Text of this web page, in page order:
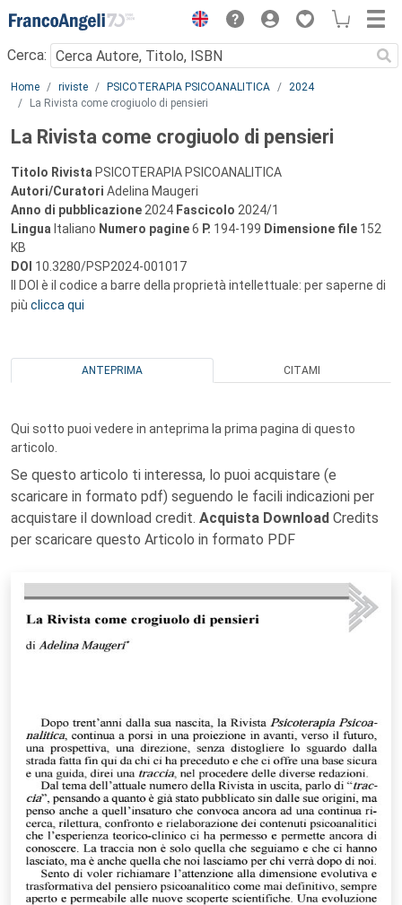
Menu
Cerca:
Main content
Home riviste PSICOTERAPIA PSICOANALITICA
2024
La Rivista come crogiuolo di pensieri
La Rivista come crogiuolo di pensieri
Titolo Rivista PSICOTERAPIA PSICOANALITICA
Autori/Curatori Adelina Maugeri
Anno di pubblicazione 2024 Fascicolo 2024/1
Lingua Italiano Numero pagine6 P. 194-199 Dimensione file 152
KB
DOI 10.3280/PSP2024-001017
Il DOI è il codice a barre della proprietà intellettuale: per saperne di
più clicca qui
ANTEPRIMA CITAMI
Qui sotto puoi vedere in anteprima la prima pagina di questo
articolo.
Se questo articolo ti interessa, lo puoi acquistare (e
scaricare in formato pdf) seguendo le facili indicazioni per
acquistare il download credit. Acquista Download Credits
per scaricare questo Articolo in formato PDF